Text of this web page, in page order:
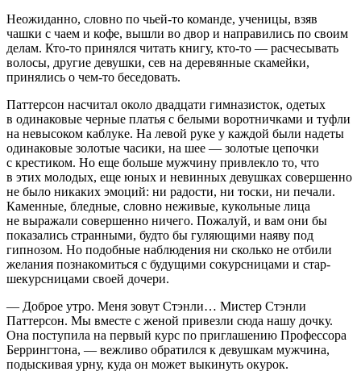
Неожиданно, словно по чьей-то команде, ученицы, взяв
чашки с чаем и кофе, вышли во двор и направились по сво­им
делам. Кто-то принялся читать книгу, кто-то — расчесы­вать
волосы, другие девушки, сев на деревянные скамейки,
принялись о чем-то беседовать.
Паттерсон насчитал около двадцати гимназисток, оде­тых
в одинаковые черные платья с белыми воротничками и туфли
на невысоком каблуке. На левой руке у каждой были надеты
одинаковые золотые часики, на шее — золотые це­почки
с крестиком. Но еще больше мужчину привлекло то, что
в этих молодых, еще юных и невинных девушках совер­шенно
не было никаких эмоций: ни радости, ни тоски, ни печали.
Каменные, бледные, словно неживые, кукольные лица
не выражали совершенно ничего. Пожалуй, и вам они бы
показались странными, будто бы гуляющими наяву под
гипнозом. Но подобные наблюдения ни сколько не отбили
желания познакомиться с будущими сокурсницами и стар­
шекурсницами своей дочери.
— Доброе утро. Меня зовут Стэнли… Мистер Стэнли
Паттерсон. Мы вместе с женой привезли сюда нашу дочку.
Она поступила на первый курс по приглашению Профес­сора
Беррингтона, — вежливо обратился к девушкам муж­чина,
подыскивая урну, куда он может выкинуть окурок.